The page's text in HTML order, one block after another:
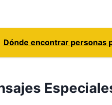
Dónde encontrar personas